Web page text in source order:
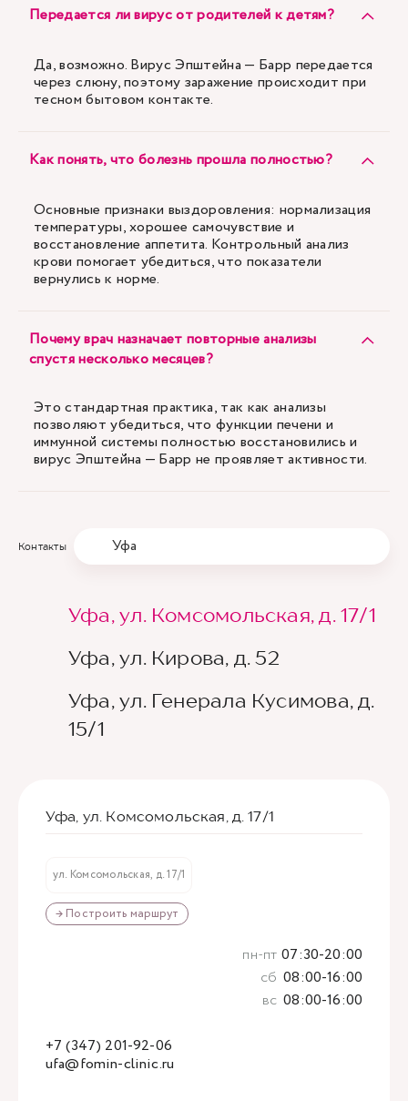
Передается ли вирус от родителей к детям?
Да, возможно. Вирус Эпштейна — Барр передается
через слюну, поэтому заражение происходит при
тесном бытовом контакте.
Как понять, что болезнь прошла полностью?
Основные признаки выздоровления: нормализация
температуры, хорошее самочувствие и
восстановление аппетита. Контрольный анализ
крови помогает убедиться, что показатели
вернулись к норме.
Почему врач назначает повторные анализы
спустя несколько месяцев?
Это стандартная практика, так как анализы
позволяют убедиться, что функции печени и
иммунной системы полностью восстановились и
вирус Эпштейна — Барр не проявляет активности.
Контакты Уфа
Уфа, ул. Комсомольская, д. 17/1
Уфа, ул. Кирова, д. 52
Уфа, ул. Генерала Кусимова, д.
15/1
Уфа, ул. Комсомольская, д. 17/1
ул. Комсомольская, д. 17/1
→ Построить маршрут
ufa@fomin-clinic.ru
+7 (347) 201-92-06
пн-пт 07:30-20:00
сб 08:00-16:00
вс 08:00-16:00